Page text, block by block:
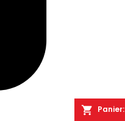
shopping_cart Panier: